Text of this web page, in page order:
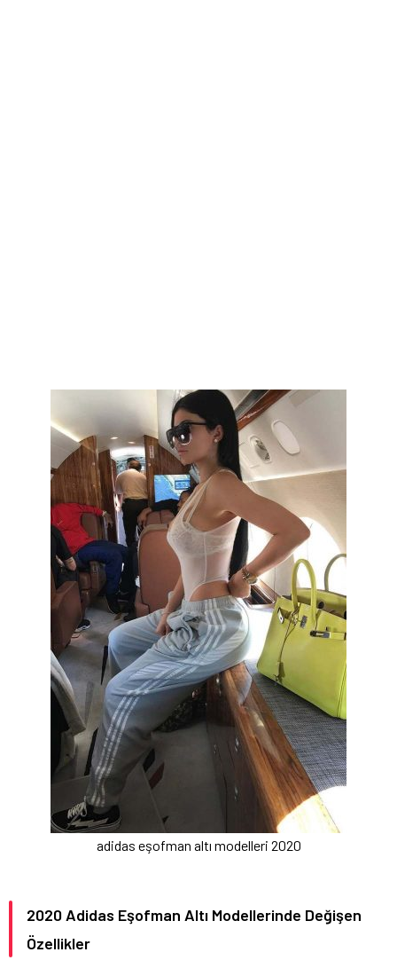
adidas eşofman altı modelleri 2020
2020 Adidas Eşofman Altı Modellerinde Değişen
Özellikler